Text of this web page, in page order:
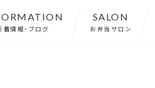
着情報・ブログ
SALON
お弁当サロン